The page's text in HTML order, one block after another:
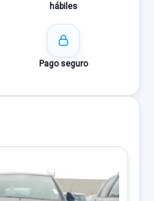
hábiles
Pago seguro